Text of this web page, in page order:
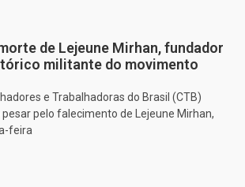
de Lejeune Mirhan, fundador
militante do movimento
e Trabalhadoras do Brasil (CTB)
pelo falecimento de Lejeune Mirhan,
feira